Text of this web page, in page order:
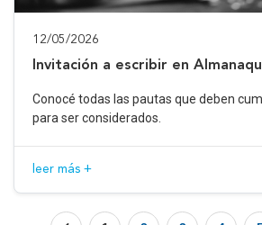
12/05/2026
Invitación a escribir en
Conocé todas las pautas que deben
para ser considerados.
leer más +